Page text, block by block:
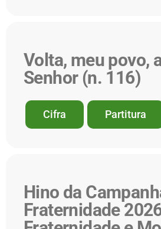
Volta, meu povo,
Senhor (n. 116)
Cifra Partitura
Hino da
Fraternidade